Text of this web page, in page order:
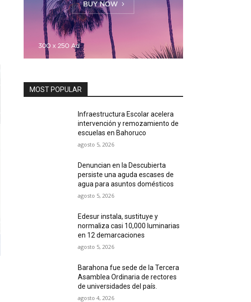
MOST POPULAR
Infraestructura Escolar acelera
intervención y remozamiento de
escuelas en Bahoruco
agosto 5, 2026
Denuncian en la Descubierta
persiste una aguda escases de
agua para asuntos domésticos
agosto 5, 2026
Edesur instala, sustituye y
normaliza casi 10,000 luminarias
en 12 demarcaciones
agosto 5, 2026
Barahona fue sede de la Tercera
Asamblea Ordinaria de rectores
de universidades del país.
agosto 4, 2026